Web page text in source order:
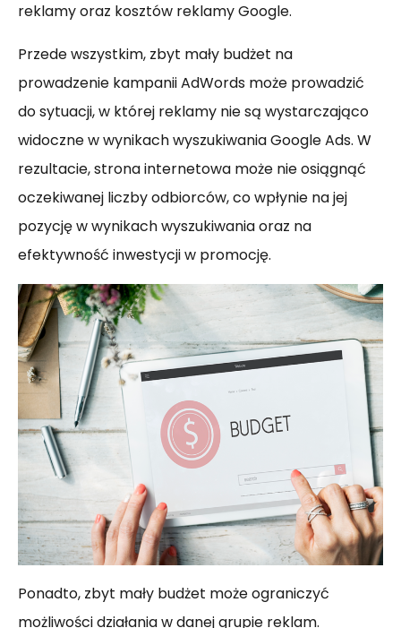
reklamy oraz kosztów reklamy Google.
Przede wszystkim, zbyt mały budżet na
prowadzenie kampanii AdWords może prowadzić
do sytuacji, w której reklamy nie są wystarczająco
widoczne w wynikach wyszukiwania Google Ads. W
rezultacie, strona internetowa może nie osiągnąć
oczekiwanej liczby odbiorców, co wpłynie na jej
pozycję w wynikach wyszukiwania oraz na
efektywność inwestycji w promocję.
Ponadto, zbyt mały budżet może ograniczyć
możliwości działania w danej grupie reklam.